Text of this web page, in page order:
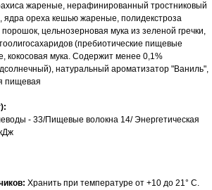
жареные, нерафинированный тростниковый
ядра ореха кешью жареные, полидекстроза
цельнозерновая мука из зеленой гречки,
(пребиотические пищевые
кокосовая мука. Содержит менее 0,1%
натуральный ароматизатор "Ваниль",
пищевая
- 33/Пищевые волокна 14/ Энергетическая
Хранить при температуре от +10 до 21° С.